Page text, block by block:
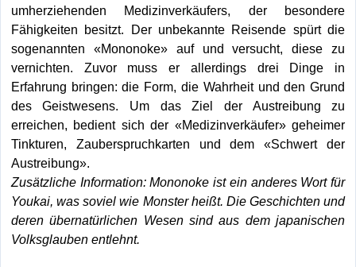
umherziehenden Medizinverkäufers, der besondere
Fähigkeiten besitzt. Der unbekannte Reisende spürt die
sogenannten «Mononoke» auf und versucht, diese zu
vernichten. Zuvor muss er allerdings drei Dinge in
Erfahrung bringen: die Form, die Wahrheit und den Grund
des Geistwesens. Um das Ziel der Austreibung zu
erreichen, bedient sich der «Medizinverkäufer» geheimer
Tinkturen, Zauberspruchkarten und dem «Schwert der
Austreibung».
Zusätzliche Information: Mononoke ist ein anderes Wort für
Youkai, was soviel wie Monster heißt. Die Geschichten und
deren übernatürlichen Wesen sind aus dem japanischen
Volksglauben entlehnt.